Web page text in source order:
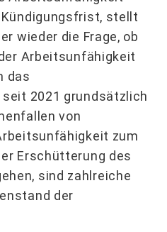
stellt
wieder die Frage, ob
Arbeitsunfähigkeit
das
2021 grundsätzlich
von
zum
Erschütterung des
sind zahlreiche
der